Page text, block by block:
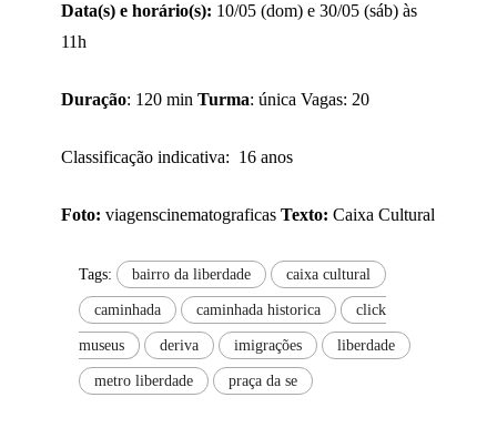
Data(s) e horário(s): 10/05 (dom) e 30/05 (sáb) às
11h
Duração: 120 min Turma: única Vagas: 20
Classificação indicativa: 16 anos
Foto: viagenscinematograficas Texto: Caixa Cultural
Tags: bairro da liberdade caixa cultural
caminhada caminhada historica click
museus deriva imigrações liberdade
metro liberdade praça da se